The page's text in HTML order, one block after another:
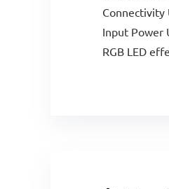
Connectivity
Input Power
RGB LED